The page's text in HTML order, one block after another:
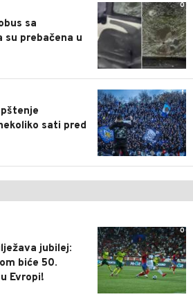
0
sa
prebačena u
1
sati pred
0
jubilej:
biće 50.
Evropi!